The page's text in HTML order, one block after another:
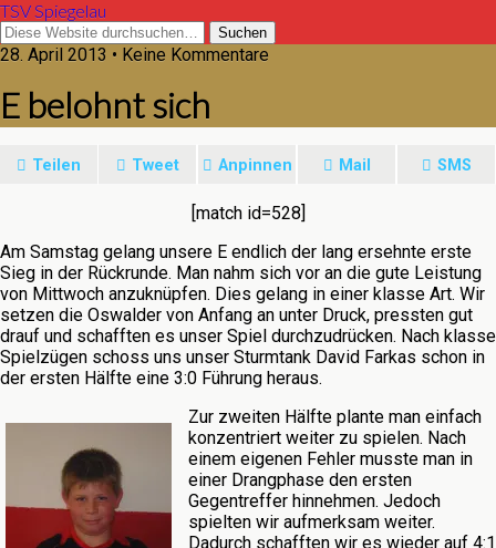
TSV Spiegelau
28. April 2013 • Keine Kommentare
E belohnt sich
Teilen Tweet Anpinnen Mail SMS
[match id=528]
Am Samstag gelang unsere E endlich der lang ersehnte erste
Sieg in der Rückrunde. Man nahm sich vor an die gute Leistung
von Mittwoch anzuknüpfen. Dies gelang in einer klasse Art. Wir
setzen die Oswalder von Anfang an unter Druck, pressten gut
drauf und schafften es unser Spiel durchzudrücken. Nach klasse
Spielzügen schoss uns unser Sturmtank David Farkas schon in
der ersten Hälfte eine 3:0 Führung heraus.
Zur zweiten Hälfte plante man einfach
konzentriert weiter zu spielen. Nach
einem eigenen Fehler musste man in
einer Drangphase den ersten
Gegentreffer hinnehmen. Jedoch
spielten wir aufmerksam weiter.
Dadurch schafften wir es wieder auf 4:1